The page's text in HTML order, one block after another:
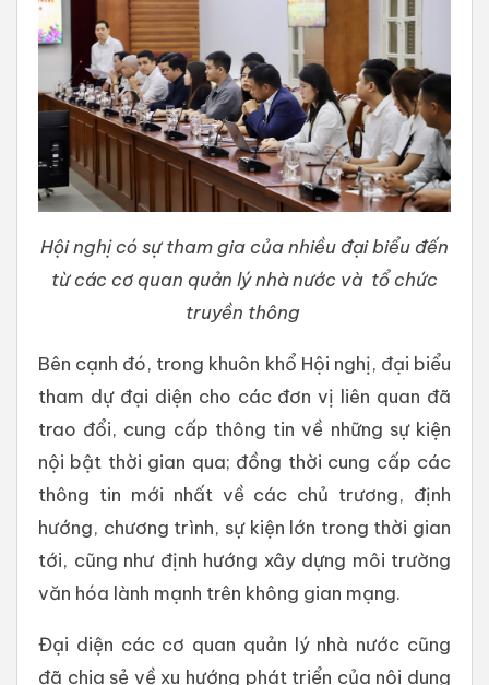
Hội nghị có sự tham gia của nhiều đại biểu đến
từ các cơ quan quản lý nhà nước và tổ chức
truyền thông
Bên cạnh đó, trong khuôn khổ Hội nghị, đại biểu
tham dự đại diện cho các đơn vị liên quan đã
trao đổi, cung cấp thông tin về những sự kiện
nội bật thời gian qua; đồng thời cung cấp các
thông tin mới nhất về các chủ trương, định
hướng, chương trình, sự kiện lớn trong thời gian
tới, cũng như định hướng xây dựng môi trường
văn hóa lành mạnh trên không gian mạng.
Đại diện các cơ quan quản lý nhà nước cũng
đã chia sẻ về xu hướng phát triển của nội dung